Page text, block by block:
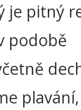
je pitný
podobě